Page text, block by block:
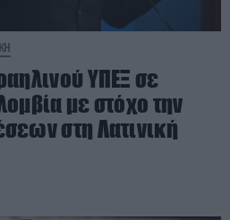
ΥΠΕΞ σε
με στόχο την
στη Λατινική